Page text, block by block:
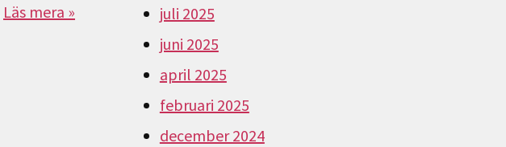
Läs mera »
juli 2025
juni 2025
april 2025
februari 2025
december 2024